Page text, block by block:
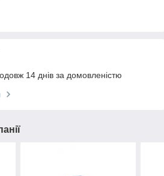
14 днів за домовленістю